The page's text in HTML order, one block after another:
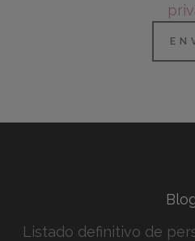
Listado definitivo de